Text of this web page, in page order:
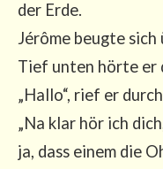
der Erde.
Jérô­me beug­te
Tief unten hör­te er
„Hal­lo“, rief er
„Na klar hör ich
ja, dass einem die